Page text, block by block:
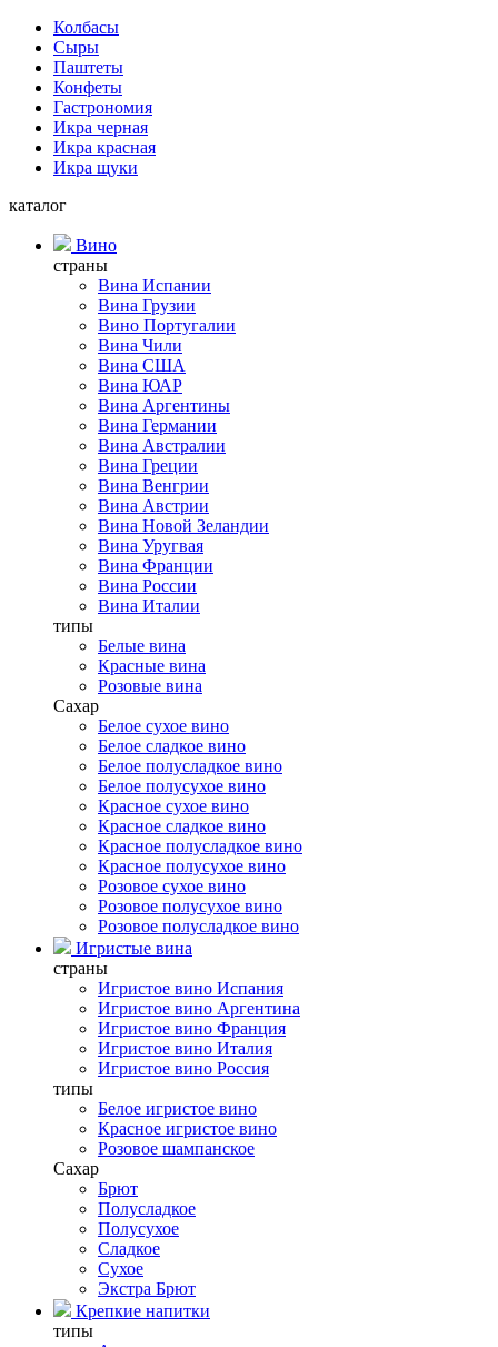
Колбасы
Сыры
Паштеты
Конфеты
Гастрономия
Икра черная
Икра красная
Икра щуки
каталог
Вино
страны
Вина Испании
Вина Грузии
Вино Португалии
Вина Чили
Вина США
Вина ЮАР
Вина Аргентины
Вина Германии
Вина Австралии
Вина Греции
Вина Венгрии
Вина Австрии
Вина Новой Зеландии
Вина Уругвая
Вина Франции
Вина России
Вина Италии
типы
Белые вина
Красные вина
Розовые вина
Сахар
Белое сухое вино
Белое сладкое вино
Белое полусладкое вино
Белое полусухое вино
Красное сухое вино
Красное сладкое вино
Красное полусладкое вино
Красное полусухое вино
Розовое сухое вино
Розовое полусухое вино
Розовое полусладкое вино
Игристые вина
страны
Игристое вино Испания
Игристое вино Аргентина
Игристое вино Франция
Игристое вино Италия
Игристое вино Россия
типы
Белое игристое вино
Красное игристое вино
Розовое шампанское
Сахар
Брют
Полусладкое
Полусухое
Сладкое
Сухое
Экстра Брют
Крепкие напитки
типы